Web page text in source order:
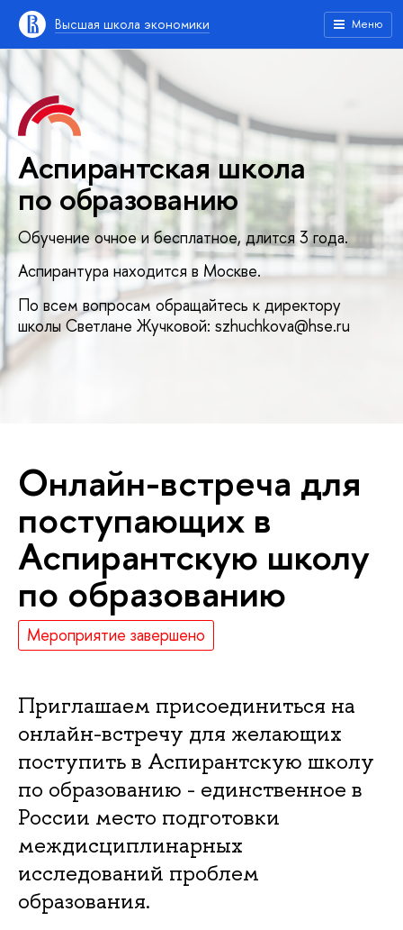
ысшая школа экономики Меню
Аспирантская школа
по образованию
Обучение очное и бесплатное, длится 3 года.
Аспирантура находится в Москве.
По всем вопросам обращайтесь к директору
школы Светлане Жучковой: szhuchkova@hse.ru
Онлайн-встреча для
поступающих
Аспирантскую школу
по образованию
Мероприятие завершено
Приглашаем присоединиться на
онлайн-встречу для желающих
поступить в Аспирантскую школу
по образованию - единственное
России место подготовки
междисциплинарных
исследований проблем
образования.